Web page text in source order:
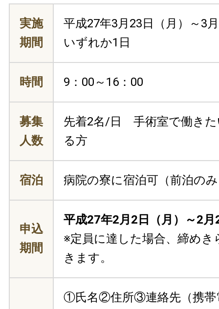
実施
期間
平成27年3月23日（月）～3
いずれか1日
時間 9：00～16：00
募集
人数
先着2名/日 手術室で働き
る方
宿泊 病院の寮に宿泊可（前泊の
申込
期間
平成27年2月2日（月）～2月
※定員に達した場合、締めき
きます。
①氏名②住所③連絡先（携帯